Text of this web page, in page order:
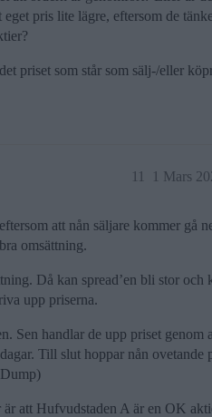
pris lite lägre, eftersom de
priset som står som sälj-/eller
1 Mars
11
att nån säljare kommer gå
omsättning.
Då kan spread’en bli stor och
upp priserna.
Sen handlar de upp priset genom
Till slut hoppar nån ovetande
att Hufvudstaden A är en OK